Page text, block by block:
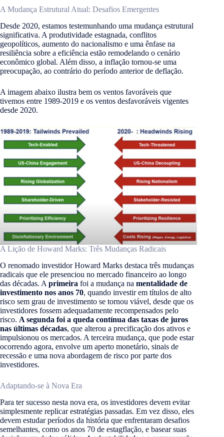
A Mudança Estrutural Atual: Desafios Emergentes
Desde 2020, estamos testemunhando uma mudança estrutural
significativa. A produtividade estagnada, conflitos
geopolíticos, aumento do nacionalismo e uma ênfase na
resiliência sobre a eficiência estão remodelando o cenário
econômico global. Além disso, a inflação tornou-se uma
preocupação, ao contrário do período anterior de deflação.
A imagem abaixo ilustra bem os ventos favoráveis que
tivemos entre 1989-2019 e os ventos desfavoráveis vigentes
desde 2020.
A Lição de Howard Marks: Três Mudanças Radicais
O renomado investidor Howard Marks destaca três mudanças
radicais que ele presenciou no mercado financeiro ao longo
das décadas. A primeira foi a mudança na mentalidade de
investimento nos anos 70, quando investir em títulos de alto
risco sem grau de investimento se tornou viável, desde que os
investidores fossem adequadamente recompensados pelo
risco. A segunda foi a queda contínua das taxas de juros
nas últimas décadas, que alterou a precificação dos ativos e
impulsionou os mercados. A terceira mudança, que pode estar
ocorrendo agora, envolve um aperto monetário, sinais de
recessão e uma nova abordagem de risco por parte dos
investidores.
Adaptando-se à Nova Era
Para ter sucesso nesta nova era, os investidores devem evitar
simplesmente replicar estratégias passadas. Em vez disso, eles
devem estudar períodos da história que enfrentaram desafios
semelhantes, como os anos 70 de estagflação, e basear suas